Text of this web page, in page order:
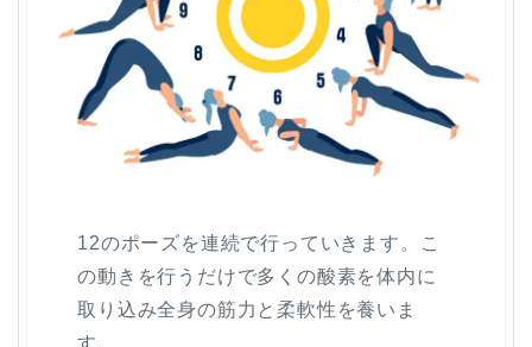
12のポーズを連続で行っていきます。こ
の動きを行うだけで多くの酸素を体内に
取り込み全身の筋力と柔軟性を養いま
す。